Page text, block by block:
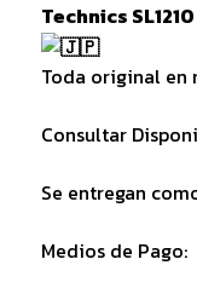
Technics
Toda original en
Consultar
Se entregan
Medios de Pago: